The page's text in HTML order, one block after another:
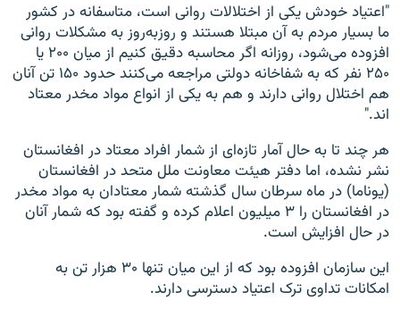
"اعتیاد خودش یکی از اختلالات روانی است، متاسفانه در کشور
ما بسیار مردم به آن مبتلا هستند و روزبه‌روز به مشکلات روانی
افزوده می‌شود، روزانه اگر محاسبه دقیق کنیم از میان ۲۰۰ یا
۲۵۰ نفر که به شفاخانه دولتی مراجعه می‌کنند حدود ۱۵۰ تن آنان
هم اختلال روانی دارند و هم به یکی از انواع مواد مخدر معتاد
اند."
هر چند تا به حال آمار تازه‌ای از شمار افراد معتاد در افغانستان
نشر نشده، اما دفتر هیئت معاونت ملل متحد در افغانستان
(یوناما) در ماه سرطان سال گذشته شمار معتادان به مواد مخدر
در افغانستان را ۳ میلیون اعلام کرده و گفته بود که شمار آنان
در حال افزایش است.
این سازمان افزوده بود که از این میان تنها ۳۰ هزار تن به
امکانات تداوی ترک اعتیاد دسترسی دارند.